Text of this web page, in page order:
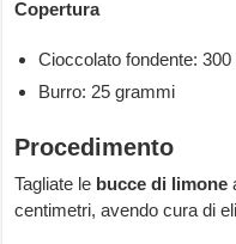
Copertura
Cioccolato fondente:
Burro: 25 grammi
Procedimento
Tagliate le bucce di limone
centimetri, avendo cura di